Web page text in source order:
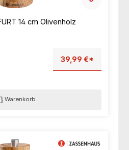
14 cm Olivenholz
39,99 €*
Warenkorb